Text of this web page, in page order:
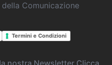
Comunicazione
Termini e Condizioni